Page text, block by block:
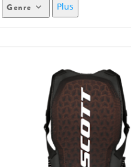
Genre Plus